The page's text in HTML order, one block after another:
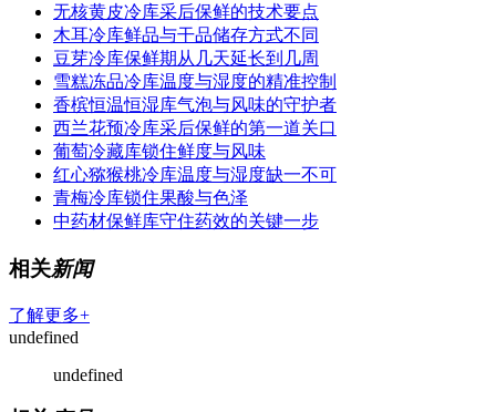
无核黄皮冷库采后保鲜的技术要点
木耳冷库鲜品与干品储存方式不同
豆芽冷库保鲜期从几天延长到几周
雪糕冻品冷库温度与湿度的精准控制
香槟恒温恒湿库气泡与风味的守护者
西兰花预冷库采后保鲜的第一道关口
葡萄冷藏库锁住鲜度与风味
红心猕猴桃冷库温度与湿度缺一不可
青梅冷库锁住果酸与色泽
中药材保鲜库守住药效的关键一步
相关新闻
了解更多+
undefined
undefined